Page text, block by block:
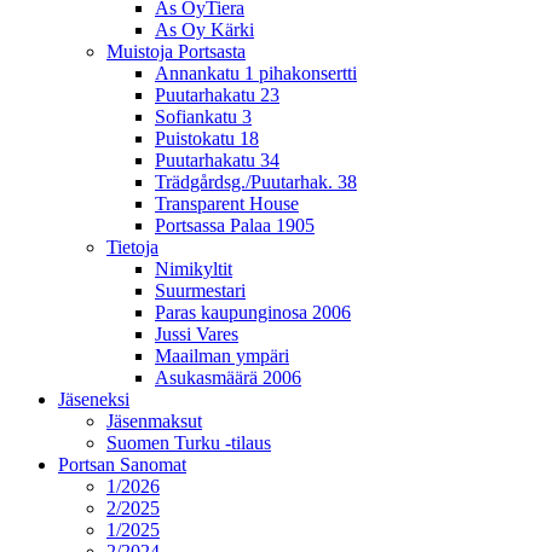
As OyTiera
As Oy Kärki
Muistoja Portsasta
Annankatu 1 pihakonsertti
Puutarhakatu 23
Sofiankatu 3
Puistokatu 18
Puutarhakatu 34
Trädgårdsg./Puutarhak. 38
Transparent House
Portsassa Palaa 1905
Tietoja
Nimikyltit
Suurmestari
Paras kaupunginosa 2006
Jussi Vares
Maailman ympäri
Asukasmäärä 2006
Jäseneksi
Jäsenmaksut
Suomen Turku -tilaus
Portsan Sanomat
1/2026
2/2025
1/2025